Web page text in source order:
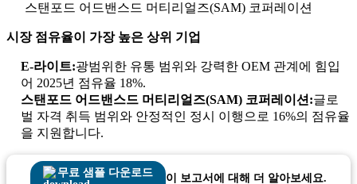
스탠포드 어드밴스드 머티리얼즈(SAM) 코퍼레이션
시장 점유율이 가장 높은 상위 기업
E-라이트:광범위한 유통 범위와 강력한 OEM 관계에 힘입
어 2025년 점유율 18%.
스탠포드 어드밴스드 머티리얼즈(SAM) 코퍼레이션:글로
벌 자격 취득 범위와 안정적인 정시 이행으로 16%의 점유율
을 지원합니다.
무료 샘플 다운로드 이 보고서에 대해 더 알아보세요.